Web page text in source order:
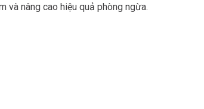
và nâng cao hiệu quả phòng ngừa.